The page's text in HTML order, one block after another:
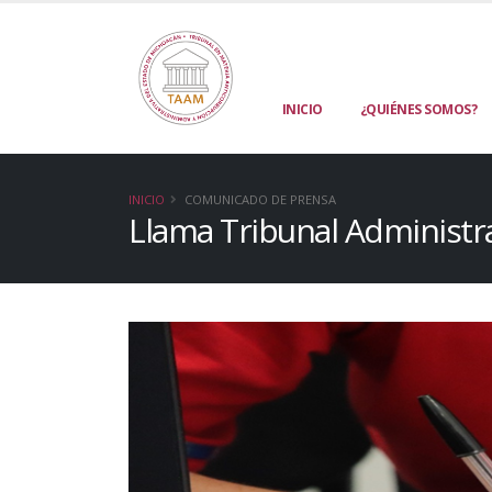
INICIO ¿QUIÉNES SOMOS?
INICIO COMUNICADO DE PRENSA
Llama Tribunal